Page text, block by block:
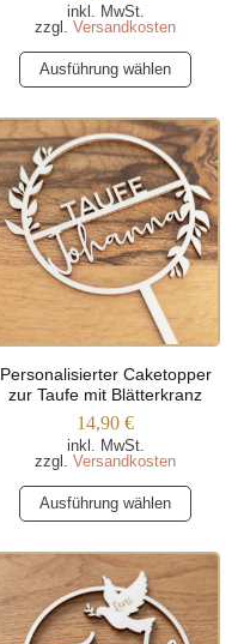
inkl. MwSt.
zzgl.Versandkosten
Ausführung wählen
Dieses
Produkt
weist
mehrere
Varianten
auf.
Die
Optionen
können
auf
der
Produktseite
gewählt
werden
Personalisierter Caketopper
zur Taufe mit Blätterkranz
14,90€
inkl. MwSt.
zzgl.Versandkosten
Ausführung wählen
Dieses
Produkt
weist
mehrere
Varianten
auf.